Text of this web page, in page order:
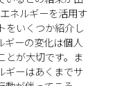
ネルギーを活用す
をいくつか紹介し
ギーの変化は個人
とが大切です。ま
ギーはあくまでサ